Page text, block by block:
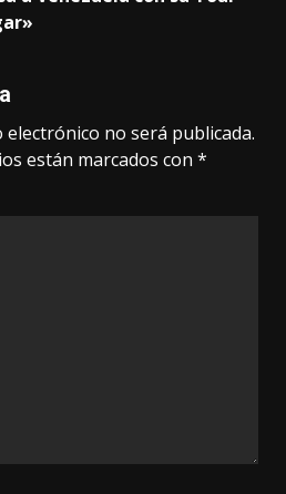
no será publicada.
están marcados con *